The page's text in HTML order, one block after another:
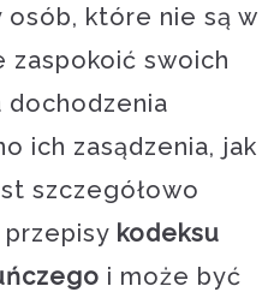
które nie są w
zaspokoić swoich
ich zasądzenia, jak
szczegółowo
kodeksu
i może być